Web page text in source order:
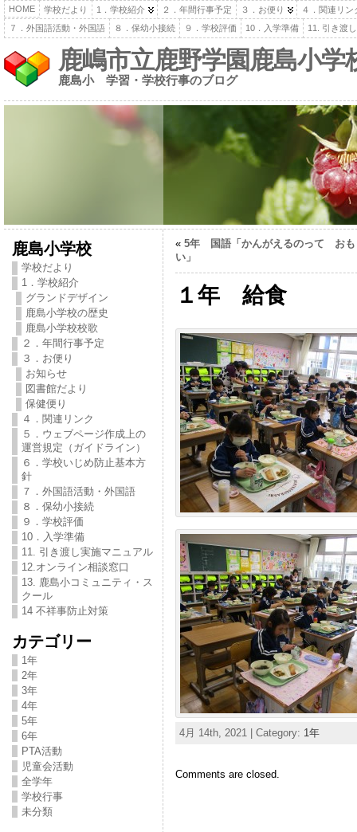
HOME 学校だより 1．学校紹介 ２．年間行事予定 ３．お便り
４．関連リン
７．外国語活動・外国語
８．保幼小接続 ９．学校評価 10．入学準備 11. 引き渡
鹿嶋市立鹿野学園鹿島小学
鹿島小 学習・学校行事のブログ
鹿島小学校
学校だより
1．学校紹介
グランドデザイン
鹿島小学校の歴史
鹿島小学校校歌
２．年間行事予定
３．お便り
お知らせ
図書館だより
保健便り
４．関連リンク
５．ウェブページ作成上の
運営規定（ガイドライン）
６．学校いじめ防止基本方
針
７．外国語活動・外国語
８．保幼小接続
９．学校評価
10．入学準備
11. 引き渡し実施マニュアル
12.オンライン相談窓口
13. 鹿島小コミュニティ・ス
クール
14 不祥事防止対策
カテゴリー
1年
2年
3年
4年
5年
6年
PTA活動
児童会活動
全学年
学校行事
未分類
« 5年 国語「かんがえるのって おも
い」
１年 給食
4月 14th, 2021 | Category: 1年
Comments are closed.